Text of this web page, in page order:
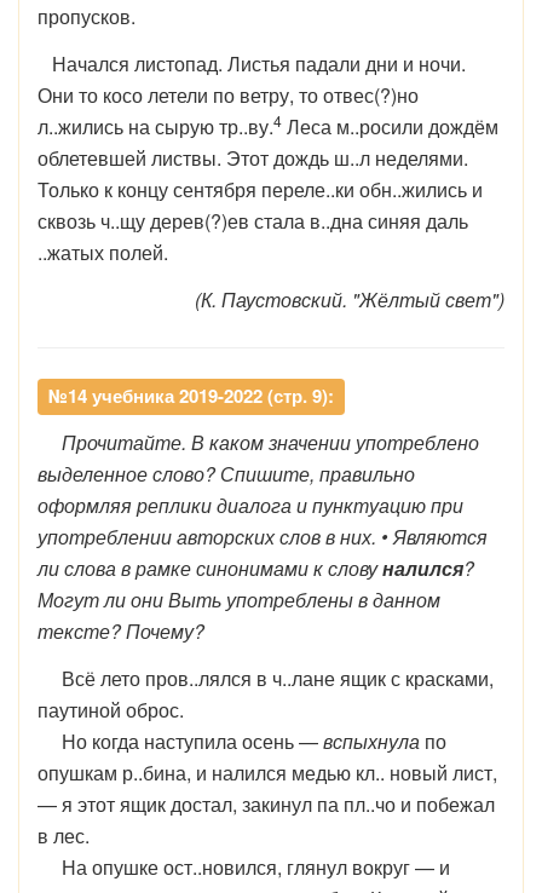
пропусков.
Начался листопад. Листья падали дни и ночи.
Они то косо летели по ветру, то отвес(?)но
л..жились на сырую тр..ву.4 Леса м..росили дождём
облетевшей листвы. Этот дождь ш..л неделями.
Только к концу сентября переле..ки обн..жились и
сквозь ч..щу дерев(?)ев стала в..дна синяя даль
..жатых полей.
(К. Паустовский. "Жёлтый свет")
№14 учебника 2019-2022 (стр. 9):
Прочитайте. В каком значении употреблено
выделенное слово? Спишите, правильно
оформляя реплики диалога и пунктуацию при
употреблении авторских слов в них. • Являются
ли слова в рамке синонимами к словуналился?
Могут ли они Выть употреблены в данном
тексте? Почему?
Всё лето пров..лялся в ч..лане ящик с красками,
паутиной оброс.
Но когда наступила осень —вспыхнула по
опушкам р..бина, и налился медью кл.. новый лист,
— я этот ящик достал, закинул па пл..чо и побежал
в лес.
На опушке ост..новился, глянул вокруг — и